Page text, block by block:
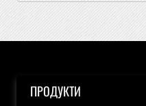
ПРОДУКТИ